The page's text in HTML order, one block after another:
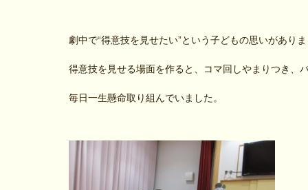
劇中で“得意技を見せたい”という子どもの思いがあり
得意技を見せる場面を作ると、コマ回しやまりつき、
毎日一生懸命取り組んでいました。